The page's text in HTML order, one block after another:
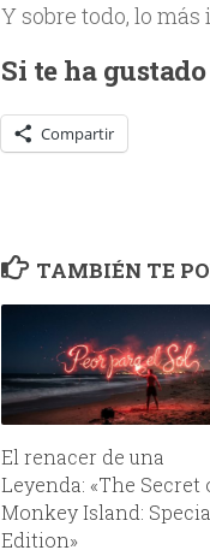
Y sobre todo, lo
Si te ha
Compartir
TAMBIÉN TE
El renacer de una
Leyenda: «The Secret
Monkey Island:
Edition»